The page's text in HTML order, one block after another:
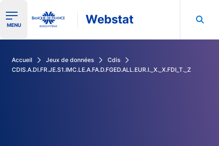
Ouvrir le menu de navigation
MENU Webstat
Accueil Jeux de données
Cdis
CDIS.A.DI.FR.JE.S1.IMC.LE.A.FA.D.FGED.ALL.EUR.I._X._X.FDI_T._Z